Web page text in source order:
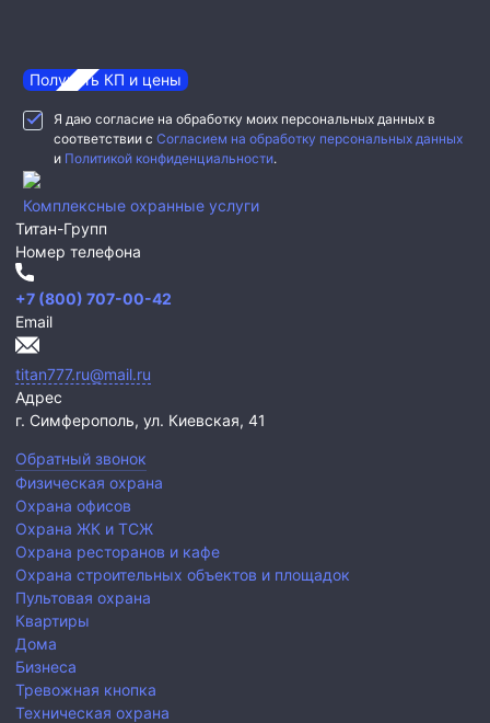
Получить КП и цены
Я даю согласие на обработку моих персональных данных в
соответствии с Согласием на обработку персональных данных
и Политикой конфиденциальности.
Комплексные охранные услуги
Титан-Групп
Номер телефона
+7 (800) 707-00-42
Email
titan777.ru@mail.ru
Адрес
г. Симферополь, ул. Киевская, 41
Обратный звонок
Физическая охрана
Охрана офисов
Охрана ЖК и ТСЖ
Охрана ресторанов и кафе
Охрана строительных объектов и площадок
Пультовая охрана
Квартиры
Дома
Бизнеса
Тревожная кнопка
Техническая охрана